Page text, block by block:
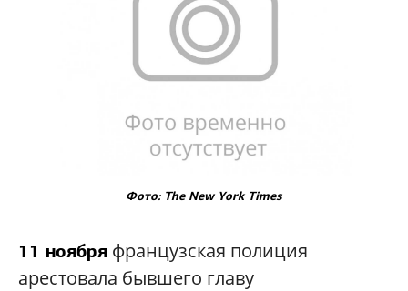
Фото: The New York Times
11 ноября французская полиция
арестовала бывшего главу